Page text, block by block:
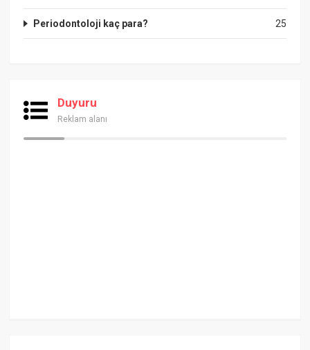
25
Periodontoloji kaç para?
Duyuru
Reklam alanı